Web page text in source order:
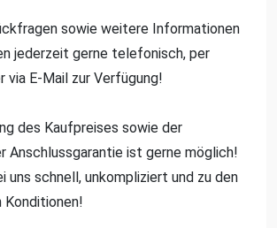
sowie weitere Informationen
jederzeit gerne telefonisch, per
via E-Mail zur Verfügung!
des Kaufpreises sowie der
Anschlussgarantie ist gerne möglich!
uns schnell, unkompliziert und zu den